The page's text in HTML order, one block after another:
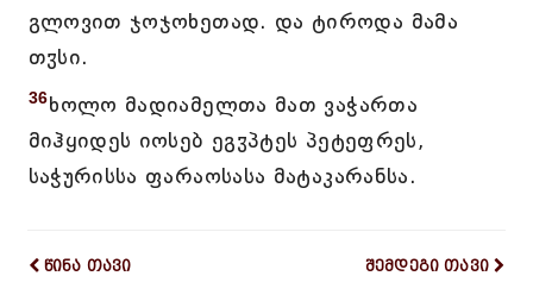
გლოვით ჯოჯოხეთად. და ტიროდა მამა
თჳსი.
36ხოლო მადიამელთა მათ ვაჭართა
მიჰყიდეს იოსებ ეგჳპტეს პეტეფრეს,
საჭურისსა ფარაოსასა მატაკარანსა.
წინა თავი შემდეგი თავი